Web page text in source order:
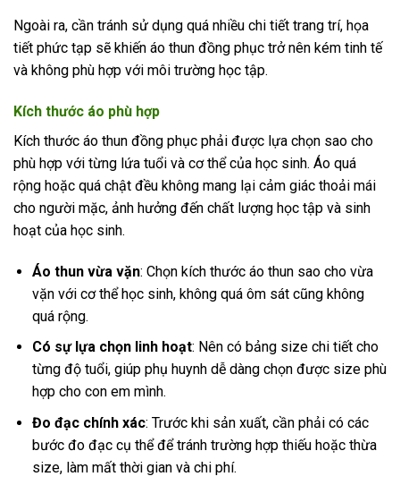
Ngoài ra, cần tránh sử dụng quá nhiều chi tiết trang trí, họa
tiết phức tạp sẽ khiến áo thun đồng phục trở nên kém tinh tế
và không phù hợp với môi trường học tập.
Kích thước áo phù hợp
Kích thước áo thun đồng phục phải được lựa chọn sao cho
phù hợp với từng lứa tuổi và cơ thể của học sinh. Áo quá
rộng hoặc quá chật đều không mang lại cảm giác thoải mái
cho người mặc, ảnh hưởng đến chất lượng học tập và sinh
hoạt của học sinh.
Áo thun vừa vặn: Chọn kích thước áo thun sao cho vừa
vặn với cơ thể học sinh, không quá ôm sát cũng không
quá rộng.
Có sự lựa chọn linh hoạt: Nên có bảng size chi tiết cho
từng độ tuổi, giúp phụ huynh dễ dàng chọn được size phù
hợp cho con em mình.
Đo đạc chính xác: Trước khi sản xuất, cần phải có các
bước đo đạc cụ thể để tránh trường hợp thiếu hoặc thừa
size, làm mất thời gian và chi phí.